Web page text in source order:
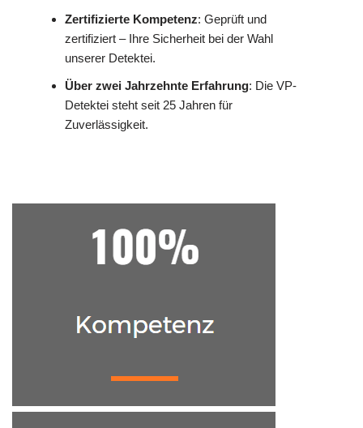
Zertifizierte Kompetenz: Geprüft und
zertifiziert – Ihre Sicherheit bei der Wahl
unserer Detektei.
Über zwei Jahrzehnte Erfahrung: Die VP-
Detektei steht seit 25 Jahren für
Zuverlässigkeit.